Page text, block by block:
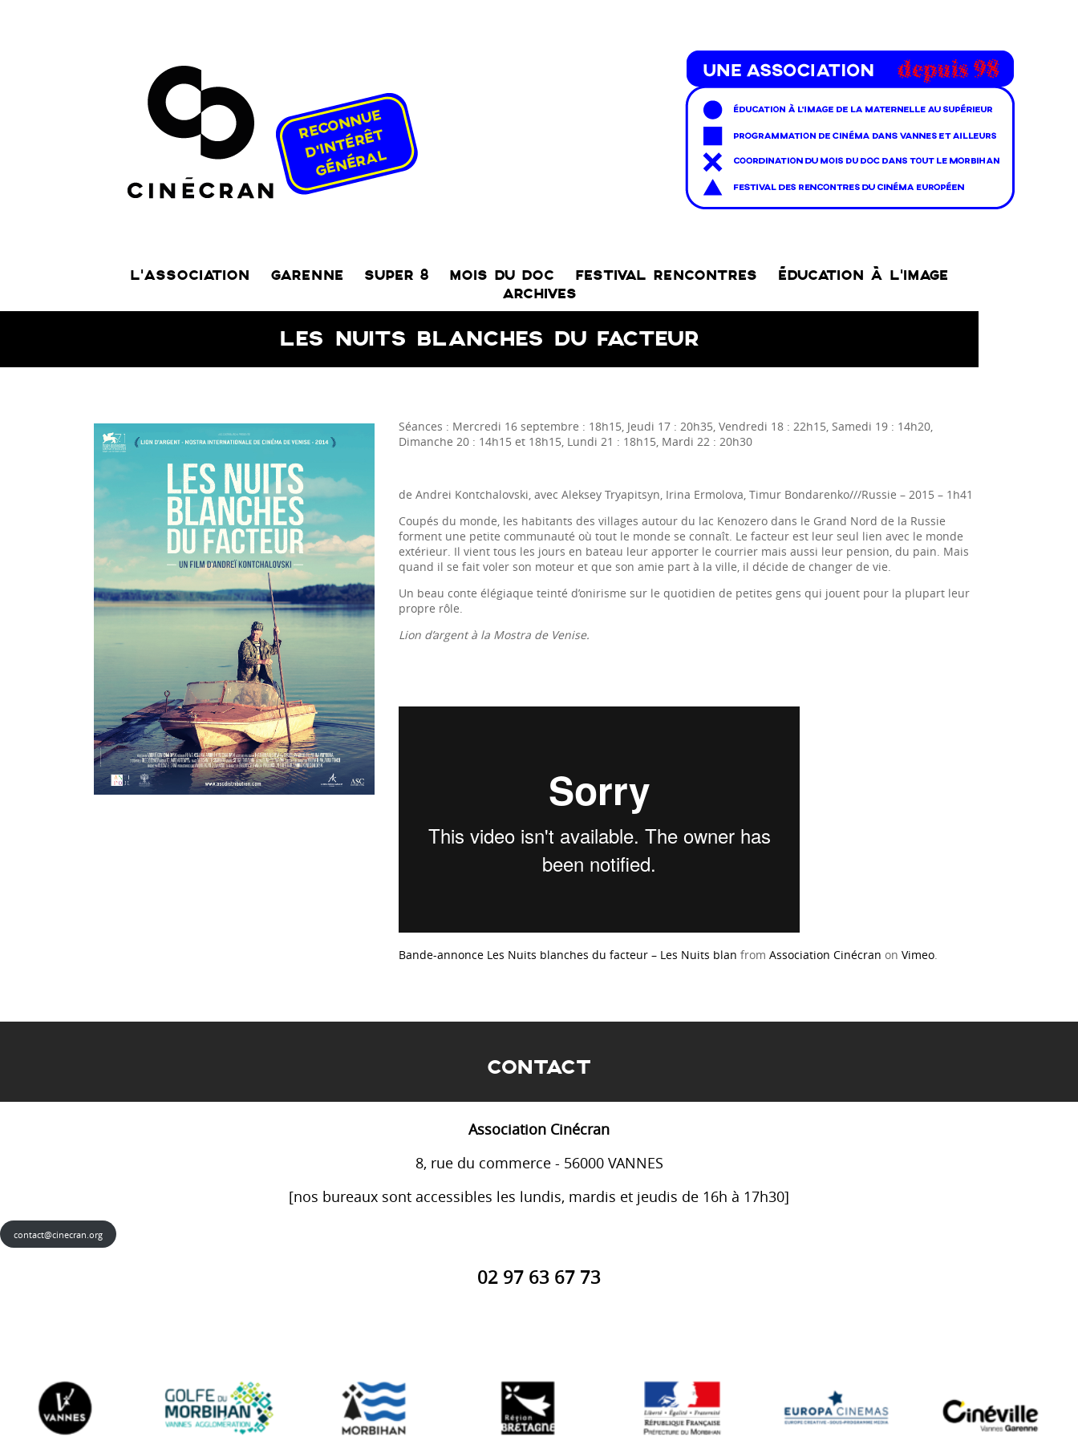
L’ASSOCIATION GARENNE SUPER 8 MOIS DU DOC FESTIVAL RENCONTRES
ÉDUCATION À L’IMAGE
ARCHIVES
LES NUITS BLANCHES DU FACTEUR
Séances : Mercredi 16 septembre : 18h15, Jeudi 17 : 20h35, Vendredi 18 : 22h15, Samedi 19 : 14h20,
Dimanche 20 : 14h15 et 18h15, Lundi 21 : 18h15, Mardi 22 : 20h30
de Andrei Kontchalovski, avec Aleksey Tryapitsyn, Irina Ermolova, Timur Bondarenko///Russie – 2015 – 1h41
Coupés du monde, les habitants des villages autour du lac Kenozero dans le Grand Nord de la Russie
forment une petite communauté où tout le monde se connaît. Le facteur est leur seul lien avec le monde
extérieur. Il vient tous les jours en bateau leur apporter le courrier mais aussi leur pension, du pain. Mais
quand il se fait voler son moteur et que son amie part à la ville, il décide de changer de vie.
Un beau conte élégiaque teinté d’onirisme sur le quotidien de petites gens qui jouent pour la plupart leur
propre rôle.
Lion d’argent à la Mostra de Venise.
Bande-annonce Les Nuits blanches du facteur – Les Nuits blan from Association Cinécran on Vimeo
CONTACT
Association Cinécran
8, rue du commerce - 56000 VANNES
[nos bureaux sont accessibles les lundis, mardis et jeudis de 16h à 17h30]
contact@cinecran.org
02 97 63 67 73